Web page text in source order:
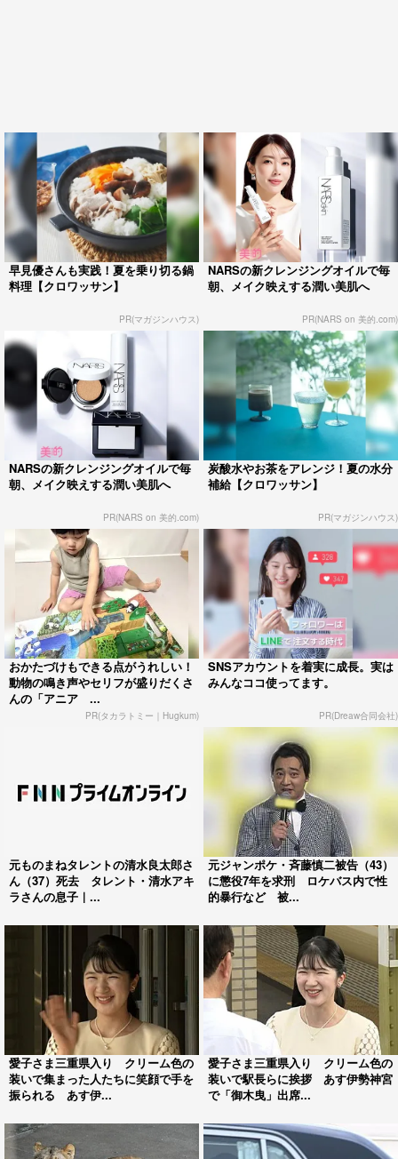
早見優さんも実践！夏を乗り切る鍋
料理【クロワッサン】
PR(マガジンハウス)
NARSの新クレンジングオイルで毎
朝、メイク映えする潤い美肌へ
PR(NARS on 美的.com)
NARSの新クレンジングオイルで毎
朝、メイク映えする潤い美肌へ
PR(NARS on 美的.com)
炭酸水やお茶をアレンジ！夏の水分
補給【クロワッサン】
PR(マガジンハウス)
おかたづけもできる点がうれしい！
動物の鳴き声やセリフが盛りだくさ
んの「アニア ...
PR(タカラトミー｜Hugkum)
SNSアカウントを着実に成長。実は
みんなココ使ってます。
PR(Dreaw合同会社)
元ものまねタレントの清水良太郎さ
ん（37）死去 タレント・清水アキ
ラさんの息子｜...
元ジャンポケ・斉藤慎二被告（43）
に懲役7年を求刑 ロケバス内で性
的暴行など 被...
愛子さま三重県入り クリーム色の
装いで集まった人たちに笑顔で手を
振られる あす伊...
愛子さま三重県入り クリーム色の
装いで駅長らに挨拶 あす伊勢神宮
で「御木曳」出席...